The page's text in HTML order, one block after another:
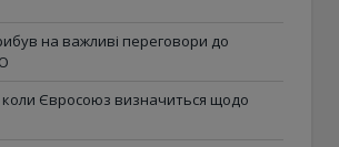
на важливі переговори до
коли Євросоюз визначиться щодо